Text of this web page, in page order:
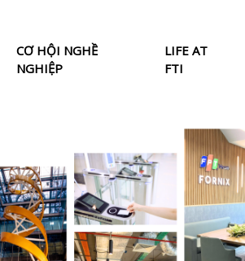
CƠ HỘI NGHỀ
NGHIỆP
LIFE AT
FTI